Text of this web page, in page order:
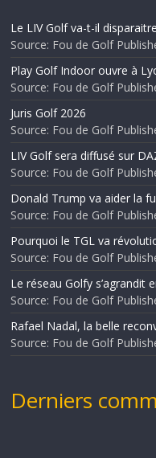
Le LIV Golf va-t-il
Source: Fou de Golf
Play Golf Indoor ouvre à
Source: Fou de Golf
Juris Golf 2026
Source: Fou de Golf
LIV Golf sera diffusé sur
Source: Fou de Golf
Donald Trump va aider la
Source: Fou de Golf
Pourquoi le TGL va
Source: Fou de Golf
Le réseau Golfy s’agrandit
Source: Fou de Golf
Rafael Nadal, la belle
Source: Fou de Golf
Derniers